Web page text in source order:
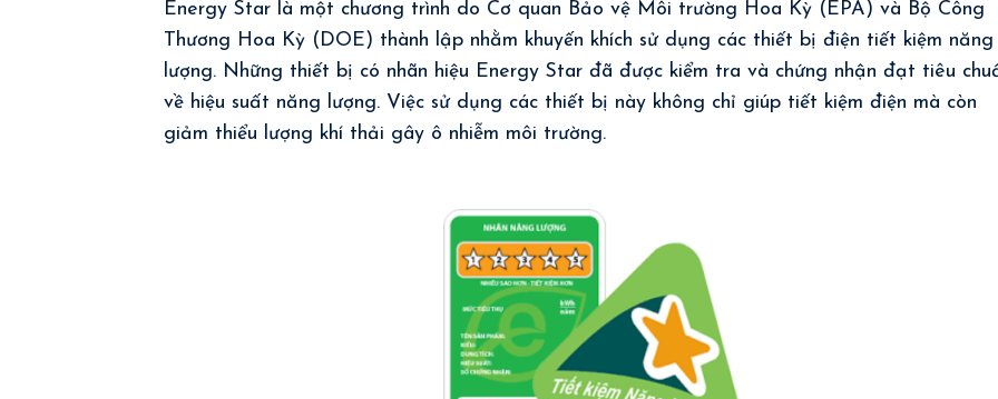
Energy Star là một chương trình do Cơ quan Bảo vệ Môi trường Hoa Kỳ (EPA) và Bộ Công
Thương Hoa Kỳ (DOE) thành lập nhằm khuyến khích sử dụng các thiết bị điện tiết kiệm năng
lượng. Những thiết bị có nhãn hiệu Energy Star đã được kiểm tra và chứng nhận đạt tiêu
về hiệu suất năng lượng. Việc sử dụng các thiết bị này không chỉ giúp tiết kiệm điện mà còn
giảm thiểu lượng khí thải gây ô nhiễm môi trường.